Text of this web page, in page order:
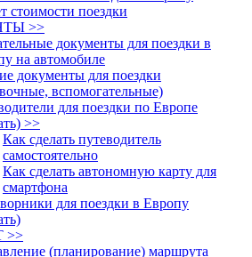
стоимости поездки
>>
документы для поездки в
на автомобиле
документы для поездки
вспомогательные)
для поездки по Европе
>>
Как сделать путеводитель
самостоятельно
Как сделать автономную карту для
смартфона
для поездки в Европу
>>
(планирование) маршрута